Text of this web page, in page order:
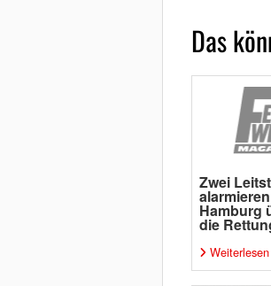
Das
Zwei
Hamburg
die
Weiterlesen